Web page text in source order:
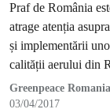
Praf de România
atrage atenția
și implementării
calității aerului din
Greenpeace Romania
03/04/2017